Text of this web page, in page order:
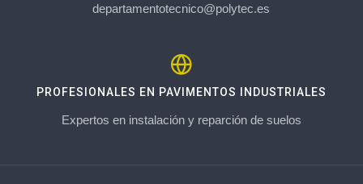
departamentotecnico@polytec.es
PROFESIONALES EN PAVIMENTOS INDUSTRIALES
Expertos en instalación y reparción de suelos